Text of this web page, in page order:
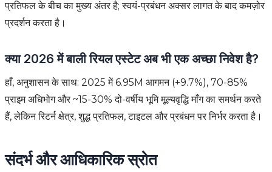
प्रतिफल के बीच का मुख्य अंतर है; स्वयं-प्रबंधन अक्सर लागत के बाद कमज़ोर
प्रदर्शन करता है।
क्या 2026 में बाली रियल एस्टेट अब भी एक अच्छा निवेश है?
हाँ, अनुशासन के साथ: 2025 में 6.95M आगमन (+9.7%), 70-85%
प्राइम अधिभोग और ~15-30% दो-वर्षीय भूमि मूल्यवृद्धि माँग का समर्थन करते
हैं, लेकिन रिटर्न क्षेत्र, शुद्ध प्रतिफल, टाइटल और प्रबंधन पर निर्भर करता है।
संदर्भ और आधिकारिक स्रोत